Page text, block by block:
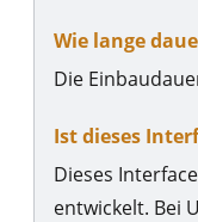
Wie lange
Die
Ist dieses
Dieses
entwickelt. Bei